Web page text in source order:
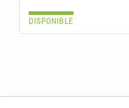
DISPONIBLE